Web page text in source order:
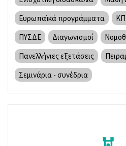
Ευρωπαϊκά προγράμματα
ΠΥΣΔΕ
Διαγωνισμοί
Πανελλήνιες εξετάσεις
Σεμινάρια - συνέδρια